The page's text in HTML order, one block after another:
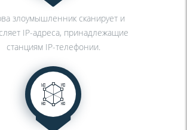
злоумышленник сканирует и
IP-адреса, принадлежащие
станциям IP-телефонии.